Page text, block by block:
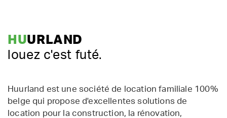
HUURLAND
louez c'est futé.
Huurland est une société de location familiale 100%
belge qui propose d'excellentes solutions de
location pour la construction, la rénovation,